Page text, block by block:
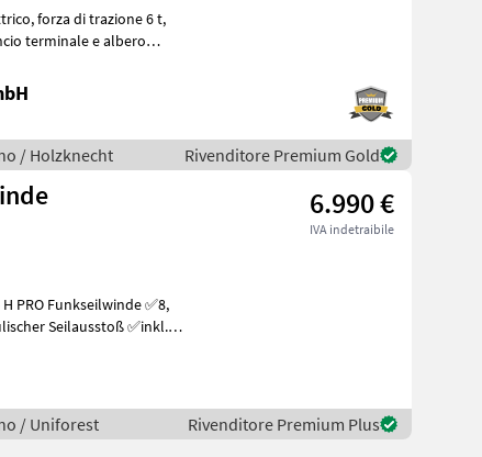
/ Holzknecht Rivenditore Premium Gold
6.990 €
IVA indetraibile
Seilausstoß ✅inkl.
/ Uniforest Rivenditore Premium Plus